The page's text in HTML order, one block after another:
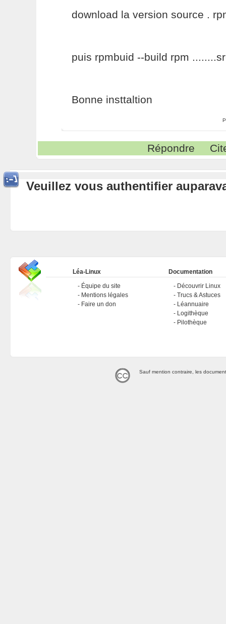
download la version source .
puis rpmbuid --build rpm
Bonne insttaltion
Répondre
Veuillez vous authentifier
Léa-Linux
Équipe du site
Mentions légales
Faire un don
Documentation
Découvrir Linux
Trucs & Astuces
Léannuaire
Logithèque
Pilothèque
Sauf mention contraire, les